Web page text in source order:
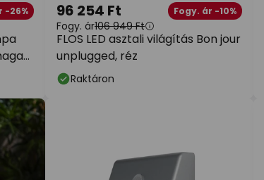
-26%
FLOS LED asztali világítás Bon jour
unplugged, réz
96 254 Ft Fogy. ár -10%
Fogy. ár106 949 Ft
Raktáron